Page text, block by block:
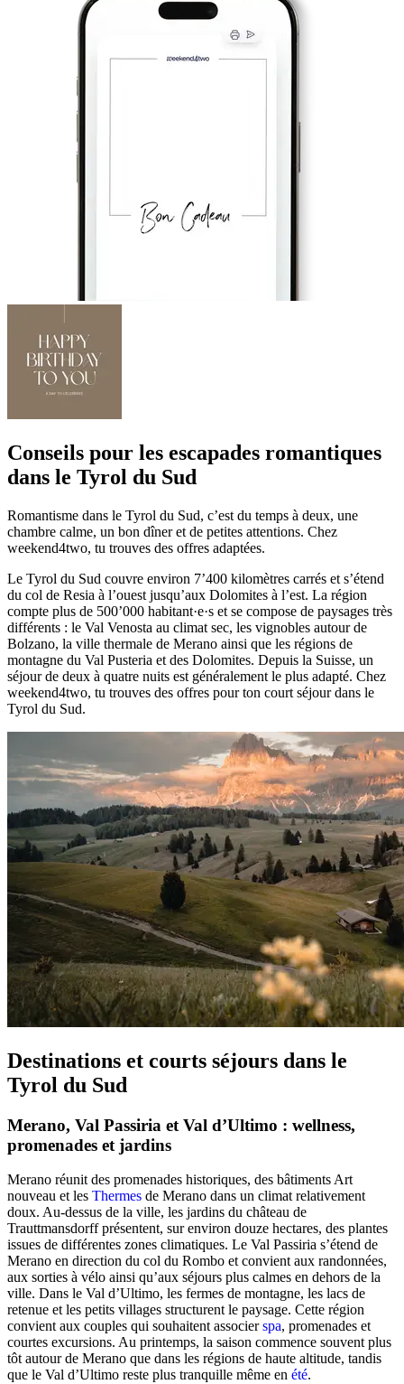
Conseils pour les escapades romantiques
dans le Tyrol du Sud
Romantisme dans le Tyrol du Sud, c’est du temps à deux, une
chambre calme, un bon dîner et de petites attentions. Chez
weekend4two, tu trouves des offres adaptées.
Le Tyrol du Sud couvre environ 7’400 kilomètres carrés et s’étend
du col de Resia à l’ouest jusqu’aux Dolomites à l’est. La région
compte plus de 500’000 habitant·e·s et se compose de paysages très
différents : le Val Venosta au climat sec, les vignobles autour de
Bolzano, la ville thermale de Merano ainsi que les régions de
montagne du Val Pusteria et des Dolomites. Depuis la Suisse, un
séjour de deux à quatre nuits est généralement le plus adapté. Chez
weekend4two, tu trouves des offres pour ton court séjour dans le
Tyrol du Sud.
Destinations et courts séjours dans le
Tyrol du Sud
Merano, Val Passiria et Val d’Ultimo : wellness,
promenades et jardins
Merano réunit des promenades historiques, des bâtiments Art
nouveau et les Thermes de Merano dans un climat relativement
doux. Au-dessus de la ville, les jardins du château de
Trauttmansdorff présentent, sur environ douze hectares, des plantes
issues de différentes zones climatiques. Le Val Passiria s’étend de
Merano en direction du col du Rombo et convient aux randonnées,
aux sorties à vélo ainsi qu’aux séjours plus calmes en dehors de la
ville. Dans le Val d’Ultimo, les fermes de montagne, les lacs de
retenue et les petits villages structurent le paysage. Cette région
convient aux couples qui souhaitent associerspa, promenades et
courtes excursions. Au printemps, la saison commence souvent plus
tôt autour de Merano que dans les régions de haute altitude, tandis
que le Val d’Ultimo reste plus tranquille même en été.